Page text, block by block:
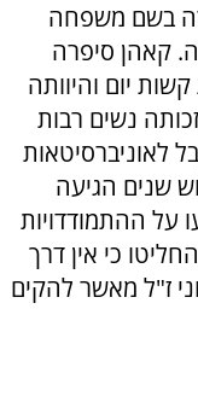
בשם משפחה
קאהן סיפרה
יום והיוותה
נשים רבות
לאוניברסיטאות
שנים הגיעה
ההתמודדויות
כי אין דרך
ז"ל מאשר להקים